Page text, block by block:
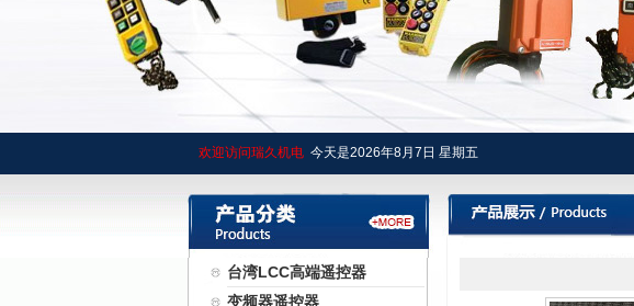
欢迎访问瑞久机电 今天是2026年8月 7日 星期五
台湾LCC高端遥控器
变频器遥控器